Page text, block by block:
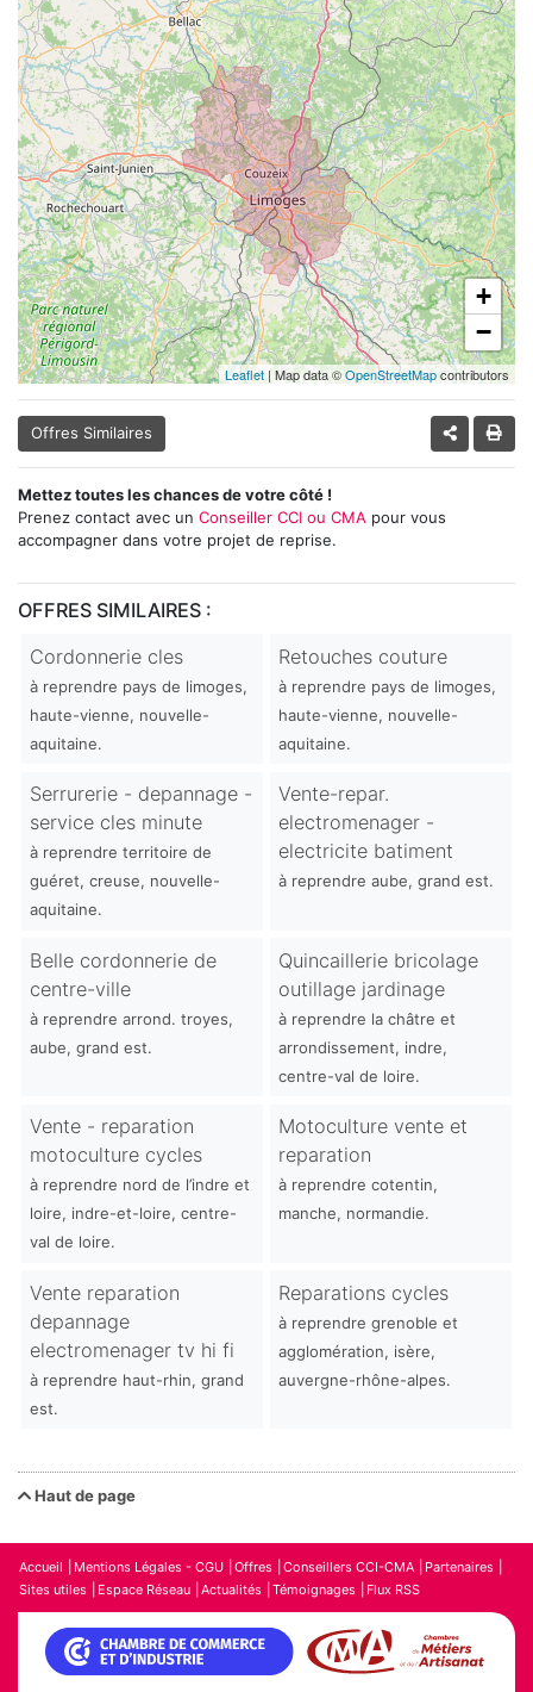
+
−
Leaflet | Map data ©OpenStreetMapcontributors
Offres Similaires
Mettez toutes les chances de votre côté !
Prenez contact avec un Conseiller CCI ou CMA pour vous
accompagner dans votre projet de reprise.
OFFRES SIMILAIRES :
Cordonnerie cles
à reprendre pays de limoges,
haute-vienne, nouvelle-
aquitaine.
Retouches couture
à reprendre pays de limoges,
haute-vienne, nouvelle-
aquitaine.
Serrurerie - depannage -
service cles minute
à reprendre territoire de
guéret, creuse, nouvelle-
aquitaine.
Vente-repar.
electromenager -
electricite batiment
à reprendre aube, grand est.
Belle cordonnerie de
centre-ville
à reprendre arrond. troyes,
aube, grand est.
Quincaillerie bricolage
outillage jardinage
à reprendre la châtre et
arrondissement, indre,
centre-val de loire.
Vente - reparation
motoculture cycles
à reprendre nord de l’indre et
loire, indre-et-loire, centre-
val de loire.
Motoculture vente et
reparation
à reprendre cotentin,
manche, normandie.
Vente reparation
depannage
electromenager tv hi fi
à reprendre haut-rhin, grand
est.
Reparations cycles
à reprendre grenoble et
agglomération, isère,
auvergne-rhône-alpes.
Haut de page
Accueil Mentions Légales - CGU Offres Conseillers CCI-CMA
Partenaires
Sites utiles
Espace Réseau Actualités Témoignages Flux RSS